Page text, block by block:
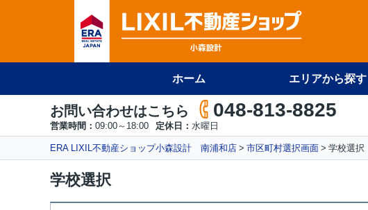
ホーム エリアから探す
お問い合わせはこちら 048-813-8825
営業時間： 09:00～18:00 定休日： 水曜日
ERA LIXIL不動産ショップ小森設計 南浦和店 市区町村選択画面 学校選択
学校選択